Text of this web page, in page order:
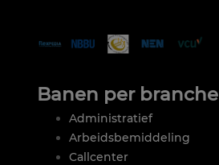
Banen per branche
Administratief
Arbeidsbemiddeling
Callcenter